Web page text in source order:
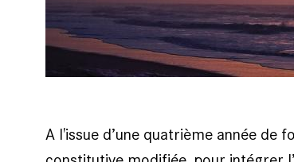
A l'issue d’une quatrième année de